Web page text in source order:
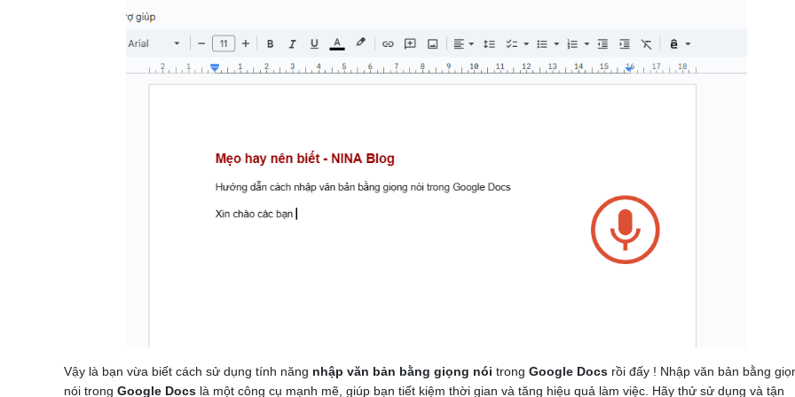
Vậy là bạn vừa biết cách sử dụng tính năng nhập văn bản bằng giọng nói trong Google Docs rồi đấy ! Nhập văn bản bằng
nói trong Google Docs là một công cụ mạnh mẽ, giúp bạn tiết kiệm thời gian và tăng hiệu quả làm việc. Hãy thử sử dụng và tận